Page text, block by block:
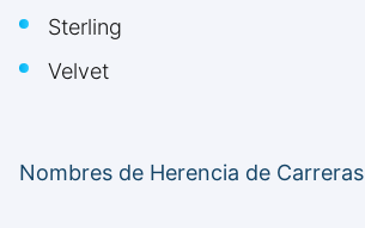
Sterling
Velvet
Nombres de Herencia de Carreras